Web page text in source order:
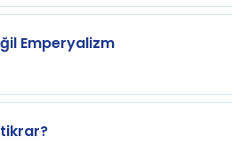
Emperyalizm